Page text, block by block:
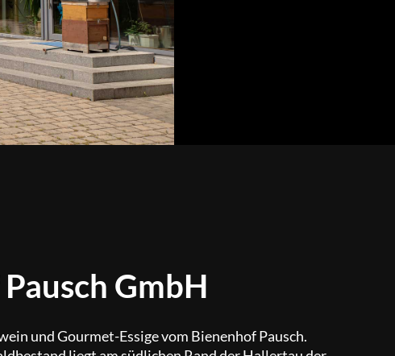
GmbH
und Gourmet-Essige vom Bienenhof Pausch.